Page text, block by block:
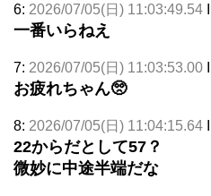
6: 2026/07/05(日) 11:03:49.54
一番いらねえ
7: 2026/07/05(日) 11:03:53.00
お疲れちゃん🥺
8: 2026/07/05(日) 11:04:15.64
22からだとして57？
微妙に中途半端だな